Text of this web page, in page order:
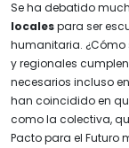
Se ha debatido
localespara ser
humanitaria. ¿Cómo
y regionales
necesarios incluso
han coincidido en
como la colectiva,
Pacto para el Futuro